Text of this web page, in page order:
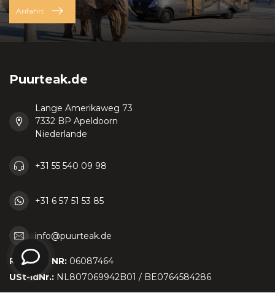
Anfahrt
Puurteak.de
Lange Amerikaweg 73
7332 BP Apeldoorn
Niederlande
+31 55 540 09 98
+31 6 57 51 53 85
info@puurteak.de
Register NR: 06087464
USt-IdNr.: NL807069942B01 / BE0764584286